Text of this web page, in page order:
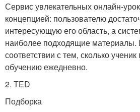
Сервис увлекательных онлайн-
концепцией: пользователю
интересующую его область, а
наиболее подходящие материалы.
соответствии с тем, сколько ученик
обучению ежедневно.
2. TED
Подборка